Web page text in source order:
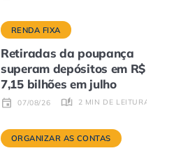
RENDA FIXA
Retiradas da poupança
superam depósitos em R$
7,15 bilhões em julho
07/08/26 2 MIN DE LEITURA
ORGANIZAR AS CONTAS